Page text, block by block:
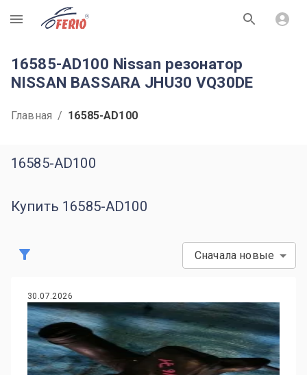
R
16585-AD100 Nissan резонатор
NISSAN BASSARA JHU30 VQ30DE
Главная / 16585-AD100
16585-AD100
Купить 16585-AD100
Сначала новые
30.07.2026